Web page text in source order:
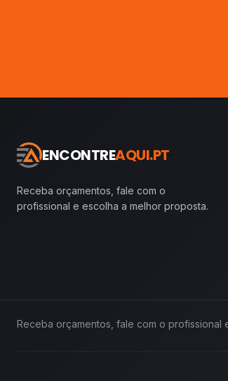
ENCONTREAQUI.PT
Receba orçamentos, fale com o
profissional e escolha a melhor proposta.
Receba orçamentos, fale com o profissional